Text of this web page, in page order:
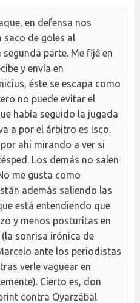
en defensa nos
saco de goles al
parte. Me fijé en
y envía en
éste se escapa como
no puede evitar el
había seguido la jugada
a por el árbitro es Isco.
ahí mirando a ver si
Los demás no salen
me gusta como
además saliendo las
está entendiendo que
y menos posturitas en
sonrisa irónica de
ante los periodistas
verle vaguear en
Cierto es, don
contra Oyarzábal